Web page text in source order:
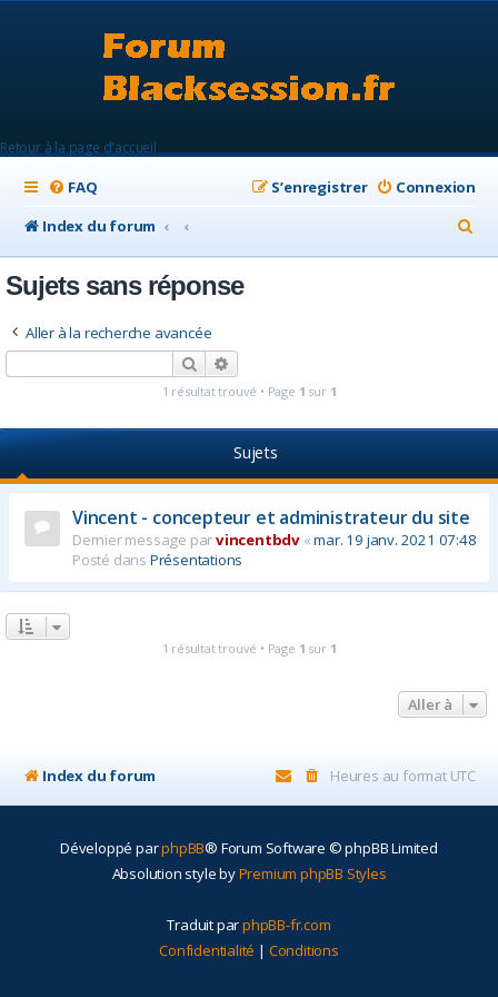
Retour à la page d'accueil
FAQ Connexion
S’enregistrer
Index du forum
e
e
Sujets sans réponse
Aller à la recherche avancée
Rechercher
1 résultat trouvé • Page 1 sur 1
Sujets
Vincent - concepteur et administrateur du site
Dernier message parvincentbdv «mar. 19 janv. 2021 07:48
Posté dans Présentations
1 résultat trouvé • Page 1 sur 1
Aller à
Index du forum Heures au format UTC
Développé parphpBB® Forum Software © phpBB Limited
Absolution style byPremium phpBB Styles
Traduit parphpBB-fr.com
Confidentialité | Conditions